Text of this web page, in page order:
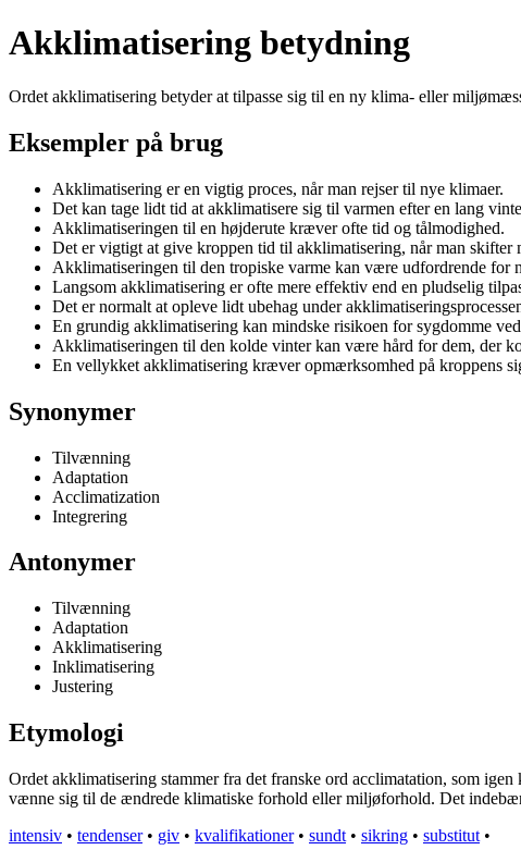
Akklimatisering betydning
Ordet akklimatisering betyder at tilpasse sig til en ny klima- eller
Eksempler på brug
Akklimatisering er en vigtig proces, når man rejser til nye klimaer.
Det kan tage lidt tid at akklimatisere sig til varmen efter en lang
Akklimatiseringen til en højderute kræver ofte tid og tålmodighed.
Det er vigtigt at give kroppen tid til akklimatisering, når man skifter
Akklimatiseringen til den tropiske varme kan være udfordrende for
Langsom akklimatisering er ofte mere effektiv end en pludselig
Det er normalt at opleve lidt ubehag under
En grundig akklimatisering kan mindske risikoen for sygdomme
Akklimatiseringen til den kolde vinter kan være hård for dem, der
En vellykket akklimatisering kræver opmærksomhed på kroppens
Synonymer
Tilvænning
Adaptation
Acclimatization
Integrering
Antonymer
Tilvænning
Adaptation
Akklimatisering
Inklimatisering
Justering
Etymologi
Ordet akklimatisering stammer fra det franske ord acclimatation, som
vænne sig til de ændrede klimatiske forhold eller miljøforhold. Det
intensiv • tendenser• giv • kvalifikationer• sundt • sikring • substitut •